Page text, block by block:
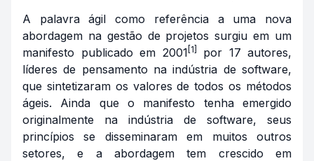
A palavra ágil como referência a uma nova
abordagem na gestão de projetos surgiu em um
manifesto publicado em 2001 [1]
por 17 autores,
líderes de pensamento na indústria de software,
que sintetizaram os valores de todos os métodos
ágeis. Ainda que o manifesto tenha emergido
originalmente na indústria de software, seus
princípios se disseminaram em muitos outros
setores, e a abordagem tem crescido em